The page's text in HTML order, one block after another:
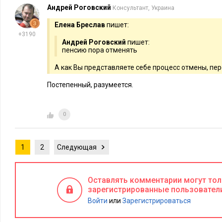
Итого, как положено, картограмма:
+3190
Андрей Роговский Консультант, Украина
Елена Бреславпишет:
Андрей Роговский пишет:
пенсию пора отменять
А как Вы представляете себе процесс отмены,
Постепенный, разумеется.
0
1 2 Следующая
Оставлять комментарии могут
зарегистрированные
Войти или Зарегистрироваться